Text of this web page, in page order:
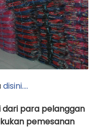
disini….
para pelanggan
pemesanan